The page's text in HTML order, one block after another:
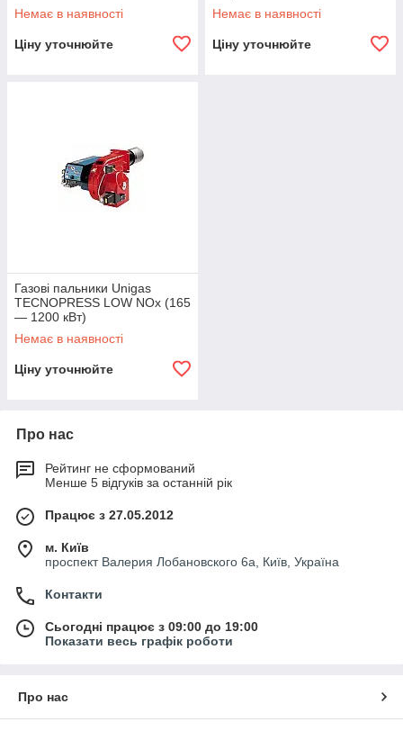
Немає в наявності
Ціну уточнюйте
Немає в наявності
Ціну уточнюйте
Газові пальники Unigas
TECNOPRESS LOW NOx (165
— 1200 кВт)
Немає в наявності
Ціну уточнюйте
Про нас
Рейтинг не сформований
Менше 5 відгуків за останній рік
Працює з 27.05.2012
м. Київ
проспект Валерия Лобановского 6а, Київ, Україна
Контакти
Сьогодні працює з 09:00 до 19:00
Показати весь графік роботи
Про нас